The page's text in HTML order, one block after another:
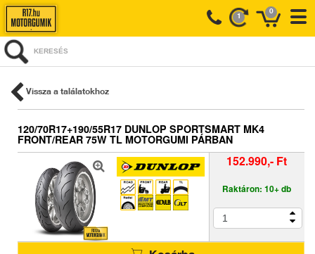
0
1
KERESÉS
Vissza a találatokhoz
120/70R17+190/55R17 DUNLOP SPORTSMART MK4
FRONT/REAR 75W TL MOTORGUMI PÁRBAN
152.990,- Ft
Raktáron: 10+ db